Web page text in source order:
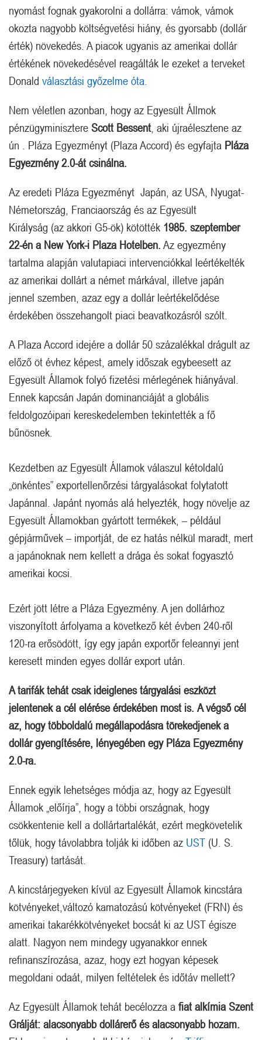
nyomást fognak gyakorolni a dollárra: vámok, vámok
okozta nagyobb költségvetési hiány, és gyorsabb (dollár
érték) növekedés. A piacok ugyanis az amerikai dollár
értékének növekedésével reagálták le ezeket a terveket
Donald választási győzelme óta.
Nem véletlen azonban, hogy az Egyesült Állmok
pénzügyminisztere Scott Bessent , aki újraélesztene az
ún . Pláza Egyezményt (Plaza Accord) és egyfajta Pláza
Egyezmény 2.0-át csinálna.
Az eredeti Pláza Egyezményt Japán, az USA, Nyugat-
Németország, Franciaország és az Egyesült
Királyság (az akkori G5-ök) kötötték 1985. szeptember
22-én a New York-i Plaza Hotelben. Az egyezmény
tartalma alapján valutapiaci intervenciókkal leértékelték
az amerikai dollárt a német márkával, illetve japán
jennel szemben, azaz egy a dollár leértékelődése
érdekében összehangolt piaci beavatkozásról szólt.
A Plaza Accord idejére a dollár 50 százalékkal drágult az
előző öt évhez képest, amely időszak egybeesett az
Egyesült Államok folyó fizetési mérlegének hiányával.
Ennek kapcsán Japán dominanciáját a globális
feldolgozóipari kereskedelemben tekintették a fő
bűnösnek.
Kezdetben az Egyesült Államok válaszul kétoldalú
„önkéntes” exportellenőrzési tárgyalásokat folytatott
Japánnal. Japánt nyomás alá helyezték, hogy növelje az
Egyesült Államokban gyártott termékek, – például
gépjárművek – importját, de ez hatás nélkül maradt, mert
a japánoknak nem kellett a drága és sokat fogyasztó
amerikai kocsi.
Ezért jött létre a Pláza Egyezmény. A jen dollárhoz
viszonyított árfolyama a következő két évben 240-ről
120-ra erősödött, így egy japán exportőr feleannyi jent
keresett minden egyes dollár export után.
A tarifák tehát csak ideiglenes tárgyalási eszközt
jelentenek a cél elérése érdekében most is. A végső cél
az, hogy többoldalú megállapodásra törekedjenek a
dollár gyengítésére, lényegében egy Pláza Egyezmény
2.0-ra.
Ennek egyik lehetséges módja az, hogy az Egyesült
Államok „előírja”, hogy a többi országnak, hogy
csökkentenie kell a dollártartalékát, ezért megkövetelik
tőlük, hogy távolabbra tolják ki időben az UST (U. S.
Treasury) tartását.
A kincstárjegyeken kívül az Egyesült Államok kincstára
kötvényeket,változó kamatozású kötvényeket (FRN) és
amerikai takarékkötvényeket bocsát ki az UST égisze
alatt. Nagyon nem mindegy ugyanakkor ennek
refinanszírozása, azaz, hogy ezt hogyan képesek
megoldani odaát, milyen feltételek és időtáv mellett?
Az Egyesült Államok tehát becélozza a fiat alkímia Szent
Grálját: alacsonyabb dollárerő és alacsonyabb hozam.